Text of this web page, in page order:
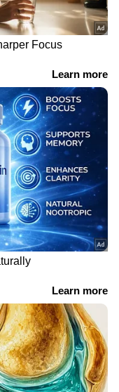
നീക്കം
ശേഷവും
നീക്കം
ഫോണുകള്‍ക്ക്
പ്രൈവസി
സാംസങ്
കേസ്
മിന്നൽ
അന്വേഷണം